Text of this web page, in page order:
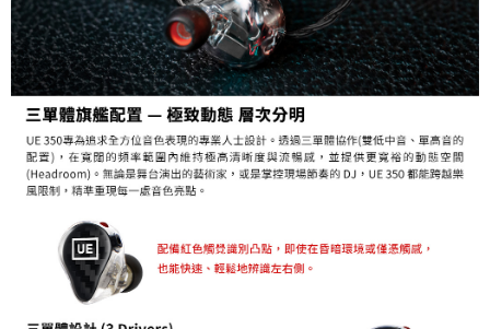
ATM／網路銀行／等多元方式進行付款，方視為交易完成。
※ 請注意：結帳手續完成當下不需立刻繳費，但若您需要取消訂單，請聯絡
購買商品的店家。未經商家同意取消之訂單仍視為有效，需透過AFTEE先享
後付繳納相關費用。
※ 交易是否成功請以「AFTEE先享後付 」之結帳頁面顯示為準，若有關於
客戶支援中心」https://netprotections.freshdesk.com/support/home
【注意事項】
１．透過由恩沛科技股份有限公司提供之「AFTEE先享後付」服務完成之交
易，需依本服務之必要範圍內提供個人資料，並將交易相關給付款項請求債
權轉讓予恩沛科技股份有限公司。
２．關於個人資料處理事宜，請瀏覽以下網址：
https://aftee.tw/terms/#terms3
３．未成年的使用者請事先徵得法定代理人或監護人之同意方可使用
「AFTEE先享後付」，若未經同意申辦者引起之損失，本公司不負相關責
7-11取貨付款
每筆NT$60，滿NT$399(含以上)免運費
宅配
每筆NT$75，滿NT$399(含以上)免運費
付款後門市自取
免運費